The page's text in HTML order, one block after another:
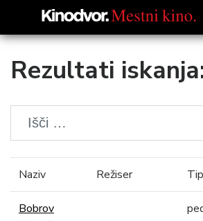
Rezultati
Naziv Režiser Tip
Bobrov